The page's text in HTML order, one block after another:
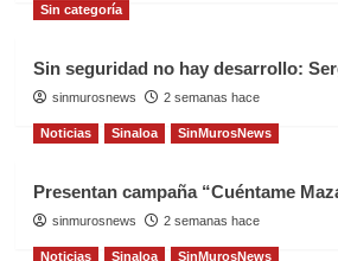
Sin categoría
Sin seguridad no hay desarrollo:
sinmurosnews 2 semanas hace
Noticias Sinaloa SinMurosNews
Presentan campaña “Cuéntame
sinmurosnews 2 semanas hace
Noticias Sinaloa SinMurosNews